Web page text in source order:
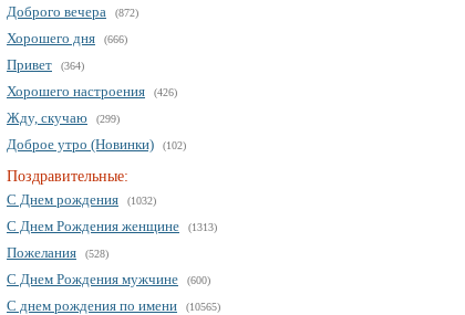
Доброго вечера (872)
Хорошего дня (666)
Привет (364)
Хорошего настроения (426)
Жду, скучаю (299)
Доброе утро (Новинки) (102)
Поздравительные:
С Днем рождения
(1032)
С Днем Рождения женщине (1313)
Пожелания (528)
С Днем Рождения мужчине (600)
С днем рождения по имени (10565)